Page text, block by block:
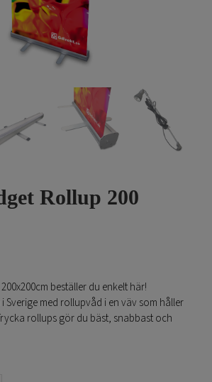
Rollup 200
beställer du enkelt här!
Sverige med rollupvåd i en väv som håller
rollups gör du bäst, snabbast och